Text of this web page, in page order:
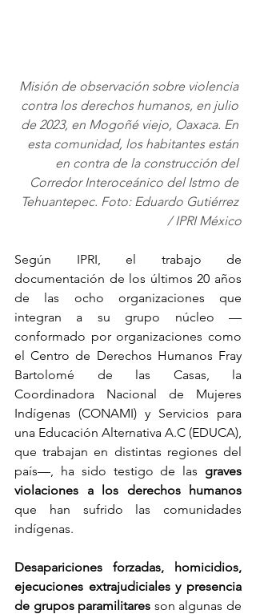
Misión de observación sobre violencia
contra los derechos humanos, en julio
de 2023, en Mogoñé viejo, Oaxaca. En
esta comunidad, los habitantes están
en contra de la construcción del
Corredor Interoceánico del Istmo de
Tehuantepec. Foto: Eduardo Gutiérrez
/ IPRI México
Según IPRI, el trabajo de
documentación de los últimos 20 años
de las ocho organizaciones que
integran a su grupo núcleo —
conformado por organizaciones como
el Centro de Derechos Humanos Fray
Bartolomé de las Casas, la
Coordinadora Nacional de Mujeres
Indígenas (CONAMI) y Servicios para
una Educación Alternativa A.C (EDUCA),
que trabajan en distintas regiones del
país—, ha sido testigo de las graves
que han sufrido las comunidades
indígenas.
Desapariciones forzadas, homicidios,
ejecuciones extrajudiciales y presencia
de grupos paramilitares son algunas de